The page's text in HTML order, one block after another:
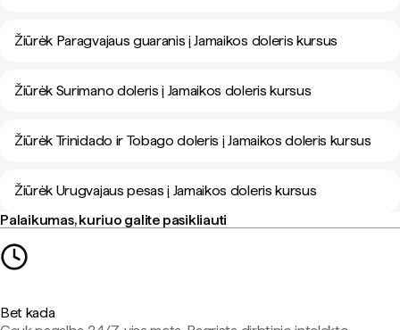
Žiūrėk Paragvajaus guaranis į Jamaikos doleris kursus
Žiūrėk Surimano doleris į Jamaikos doleris kursus
Žiūrėk Trinidado ir Tobago doleris į Jamaikos doleris kursus
Žiūrėk Urugvajaus pesas į Jamaikos doleris kursus
Palaikumas, kuriuo galite pasikliauti
Bet kada